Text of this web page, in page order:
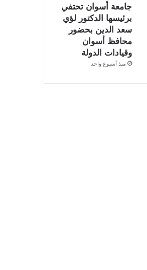
جامعة أسوان تحتفي
برئيسها الدكتور لؤي
سعد الدين بحضور
محافظ أسوان
وقيادات الدولة
منذ أسبوع واحد